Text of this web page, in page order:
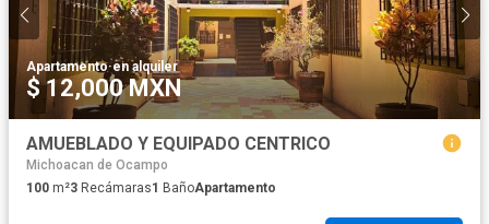
Apartamento·en alquiler
$ 12,000 MXN
AMUEBLADO Y EQUIPADO CENTRICO
Michoacan de Ocampo
100 m²3 Recámaras1 BañoApartamento